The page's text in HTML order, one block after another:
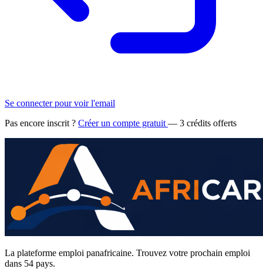
Se connecter pour voir l'email
Pas encore inscrit ? Créer un compte gratuit — 3 crédits offerts
La plateforme emploi panafricaine. Trouvez votre prochain emploi
dans 54 pays.